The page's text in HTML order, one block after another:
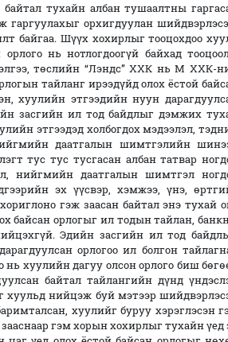
тухайн албан тушаалтны
орхигдуулан
байгаа. Шүүх хохирлыг тооцохдоо
нь нотлогдоогүй байхад
төслийн “Лэндс” ХХК нь М ХХК-
тайланг ирээдүйд олох ёстой
хуулийн этгээдийн нуун
засгийн ил тод байдлыг дэмжих
этгээдэд холбогдох мэдээлэл,
даатгалын шимтгэлийн
тус тус тусгасан албан татвар
нийгмийн даатгалын шимтгэл
эх үүсвэр, хэмжээ, үнэ,
гэж заасан байтал энэ тухай
байсан орлогыг ил тодын тайлан,
Эдийн засгийн ил тод
орлогоо ил болгон
хуулийн дагуу олсон орлого биш
байтал тайлангийн дүнд
хуульд нийцэж буй мэтээр
хуулийг буруу хэрэглэсэн
гэм хорын хохирлыг тухайн үед